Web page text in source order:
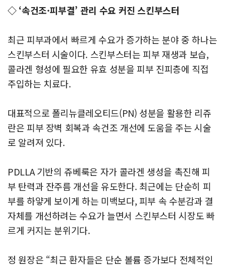
◇ ‘속건조·피부결’ 관리 수요 커진 스킨부스터
최근 피부과에서 빠르게 수요가 증가하는 분야 중 하나는
스킨부스터 시술이다. 스킨부스터는 피부 재생과 보습,
콜라겐 형성에 필요한 유효 성분을 피부 진피층에 직접
주입하는 치료다.
대표적으로 폴리뉴클레오티드(PN) 성분을 활용한 리쥬
란은 피부 장벽 회복과 속건조 개선에 도움을 주는 시술
로 알려져 있다.
PDLLA 기반의 쥬베룩은 자가 콜라겐 생성을 촉진해 피
부 탄력과 잔주름 개선을 유도한다. 최근에는 단순히 피
부를 하얗게 보이게 하는 미백보다, 피부 속 수분감과 결
자체를 개선하려는 수요가 늘면서 스킨부스터 시장도 빠
르게 커지는 분위기다.
정 원장은 “최근 환자들은 단순 볼륨 증가보다 전체적인